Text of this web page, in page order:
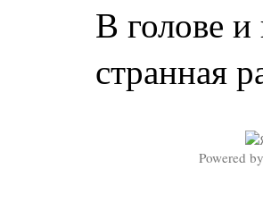
В голове
странная
Powered